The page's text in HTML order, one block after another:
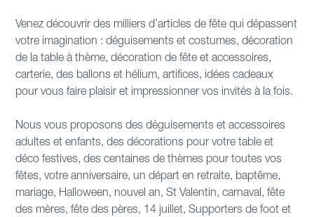
Venez découvrir des milliers d’articles de fête qui dépassent
votre imagination : déguisements et costumes, décoration
de la table à thème, décoration de fête et accessoires,
carterie, des ballons et hélium, artifices, idées cadeaux
pour vous faire plaisir et impressionner vos invités à la fois.
Nous vous proposons des déguisements et accessoires
adultes et enfants, des décorations pour votre table et
déco festives, des centaines de thèmes pour toutes vos
fêtes, votre anniversaire, un départ en retraite, baptême,
mariage, Halloween, nouvel an, St Valentin, carnaval, fête
des mères, fête des pères, 14 juillet, Supporters de foot et